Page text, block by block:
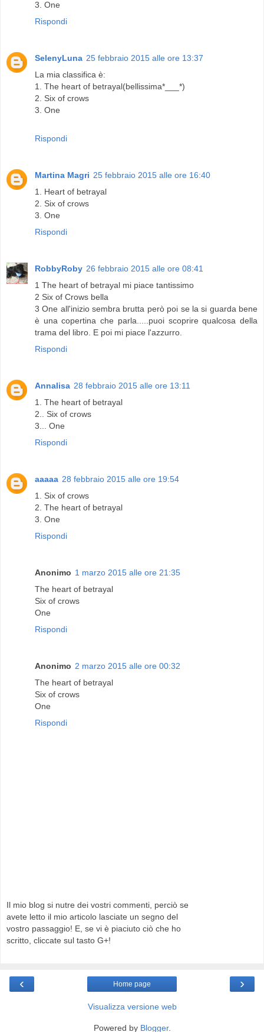
3. One
Rispondi
SelenyLuna 25 febbraio 2015 alle ore 13:37
La mia classifica è:
1. The heart of betrayal(bellissima*___*)
2. Six of crows
3. One
Rispondi
Martina Magri 25 febbraio 2015 alle ore 16:40
1. Heart of betrayal
2. Six of crows
3. One
Rispondi
RobbyRoby 26 febbraio 2015 alle ore 08:41
1 The heart of betrayal mi piace tantissimo
2 Six of Crows bella
3 One all'inizio sembra brutta però poi se la si guarda bene
è una copertina che parla.....puoi scoprire qualcosa della
trama del libro. E poi mi piace l'azzurro.
Rispondi
Annalisa 28 febbraio 2015 alle ore 13:11
1. The heart of betrayal
2.. Six of crows
3... One
Rispondi
aaaaa 28 febbraio 2015 alle ore 19:54
1. Six of crows
2. The heart of betrayal
3. One
Rispondi
Anonimo 1 marzo 2015 alle ore 21:35
The heart of betrayal
Six of crows
One
Rispondi
Anonimo 2 marzo 2015 alle ore 00:32
The heart of betrayal
Six of crows
One
Rispondi
Il mio blog si nutre dei vostri commenti, perciò se
avete letto il mio articolo lasciate un segno del
vostro passaggio! E, se vi è piaciuto ciò che ho
scritto, cliccate sul tasto G+!
‹ ›
Home page
Visualizza versione web
Powered by Blogger.